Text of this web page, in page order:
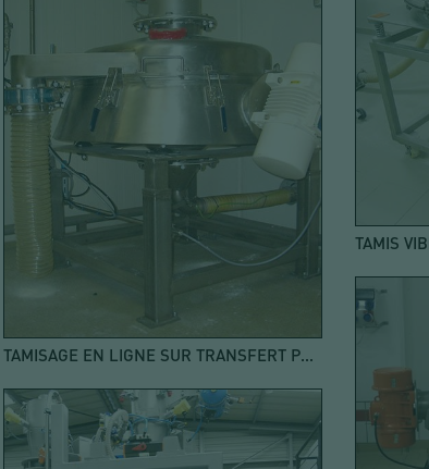
TAMISAGE EN LIGNE SUR TRANSFERT PNEUMATIQUE